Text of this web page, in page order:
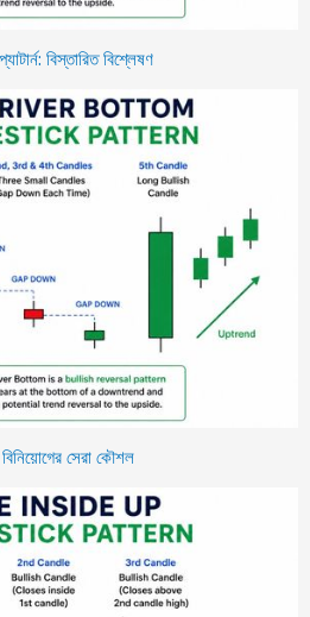
বিস্তারিত বিশ্লেষণ
বিনিয়োগের সেরা কৌশল